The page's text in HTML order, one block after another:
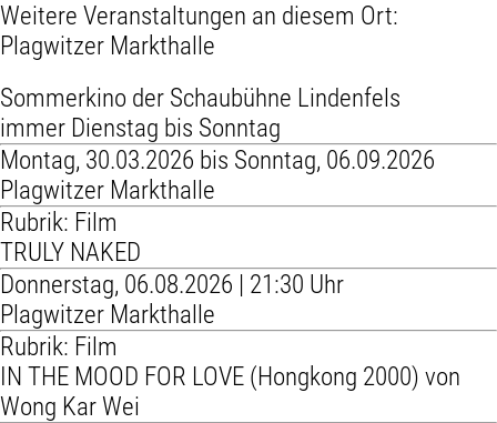
Weitere Veranstaltungen an diesem Ort:
Plagwitzer Markthalle
Sommerkino der Schaubühne Lindenfels
immer Dienstag bis Sonntag
Montag, 30.03.2026 bis Sonntag, 06.09.2026
Plagwitzer Markthalle
Rubrik: Film
TRULY NAKED
Donnerstag, 06.08.2026 | 21:30 Uhr
Plagwitzer Markthalle
Rubrik: Film
IN THE MOOD FOR LOVE (Hongkong 2000) von
Wong Kar Wei